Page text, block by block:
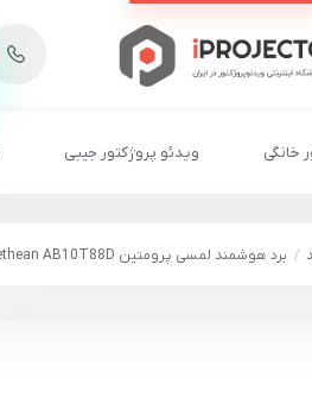
8
خانگی ویدئو پروژکتور جیبی
برد هوشمند لمسی پرومتین Promethean AB10T88D